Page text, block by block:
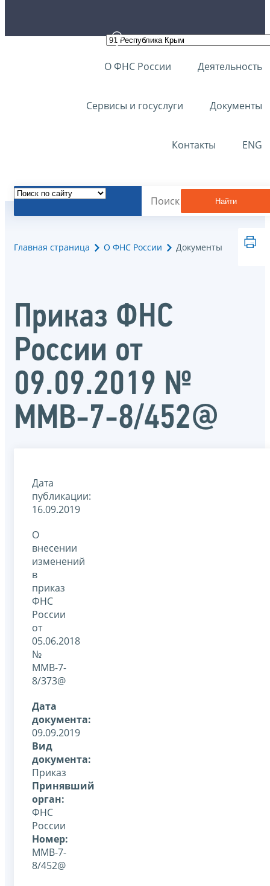
О ФНС России Деятельность
Сервисы и госуслуги Документы
Контакты ENG
Найти
Главная страница О ФНС России Документы
Приказ ФНС
России от
09.09.2019 №
ММВ-7-8/452@
Дата
публикации:
16.09.2019
О
внесении
изменений
в
приказ
ФНС
России
от
05.06.2018
№
ММВ-7-
8/373@
Дата
документа:
09.09.2019
Вид
документа:
Приказ
Принявший
орган:
ФНС
России
Номер:
ММВ-7-
8/452@